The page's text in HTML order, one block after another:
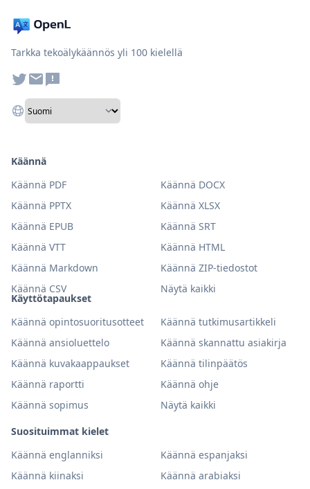
Tarkka tekoälykäännös yli 100 kielellä
Käyttötapaukset
Käännä opintosuoritusotteet
Käännä tutkimusartikkeli
Käännä ansioluettelo
Käännä skannattu asiakirja
Käännä kuvakaappaukset
Käännä tilinpäätös
Käännä raportti
Käännä ohje
Käännä sopimus
Näytä kaikki
Suosituimmat kielet
Käännä englanniksi
Käännä espanjaksi
Käännä kiinaksi
Käännä arabiaksi
Käännä
Käännä PDF
Käännä DOCX
Käännä PPTX
Käännä XLSX
Käännä EPUB
Käännä SRT
Käännä VTT
Käännä HTML
Käännä Markdown
Käännä ZIP-tiedostot
Käännä CSV
Näytä kaikki